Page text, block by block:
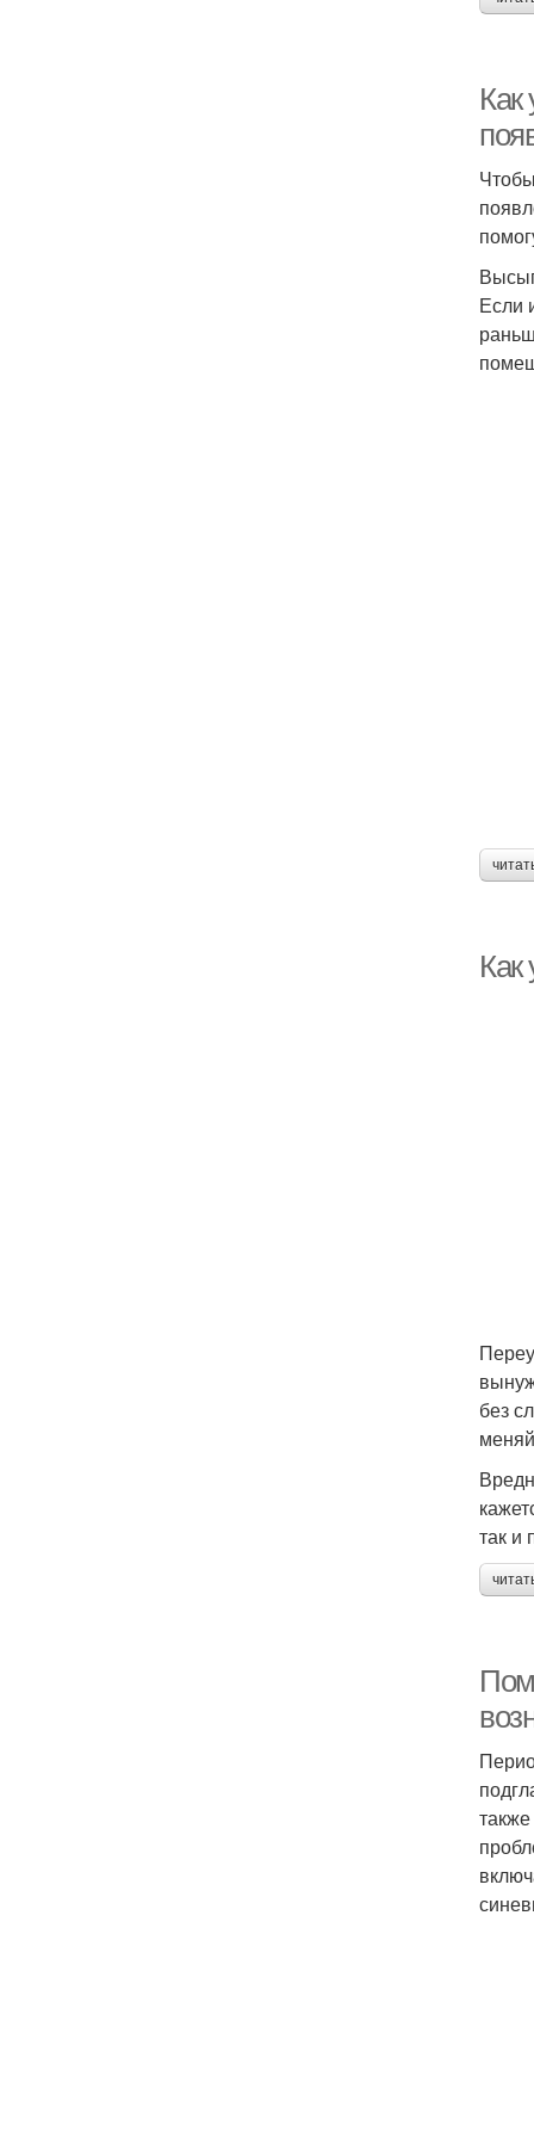
Как
Если
Как
без
так и